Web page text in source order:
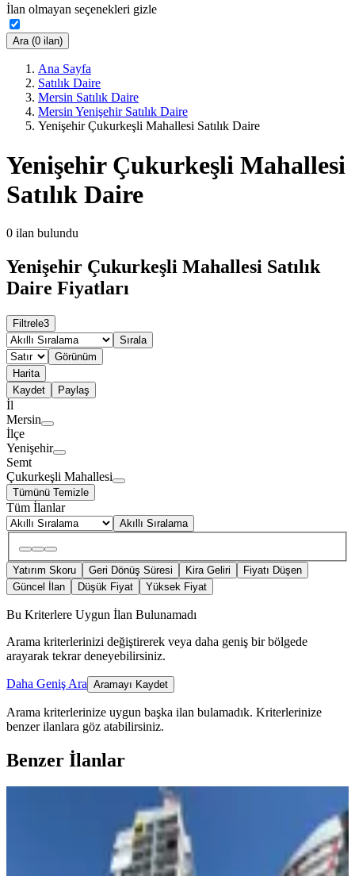
İlan olmayan seçenekleri gizle
Ara (0 ilan)
Ana Sayfa
Satılık Daire
Mersin Satılık Daire
Mersin Yenişehir Satılık Daire
Yenişehir Çukurkeşli Mahallesi Satılık Daire
Yenişehir Çukurkeşli Mahallesi
Satılık Daire
0 ilan bulundu
Yenişehir Çukurkeşli Mahallesi Satılık
Daire Fiyatları
Filtrele3
Sırala
Görünüm
Harita
Kaydet
Paylaş
İl
Mersin
İlçe
Yenişehir
Semt
Çukurkeşli Mahallesi
Tümünü Temizle
Tüm İlanlar
Akıllı Sıralama
Yatırım Skoru Geri Dönüş Süresi Kira Geliri
Fiyatı Düşen
Güncel İlan
Düşük Fiyat Yüksek Fiyat
Bu Kriterlere Uygun İlan Bulunamadı
Arama kriterlerinizi değiştirerek veya daha geniş bir bölgede
arayarak tekrar deneyebilirsiniz.
Daha Geniş Ara Aramayı Kaydet
Arama kriterlerinize uygun başka ilan bulamadık. Kriterlerinize
benzer ilanlara göz atabilirsiniz.
Benzer İlanlar
Yenişehir Çiftlikköyde Havuzlu Sitede
Eşyalı Satılık 1+1 Daire
Yenişehir, Çiftlikköy Mahallesi